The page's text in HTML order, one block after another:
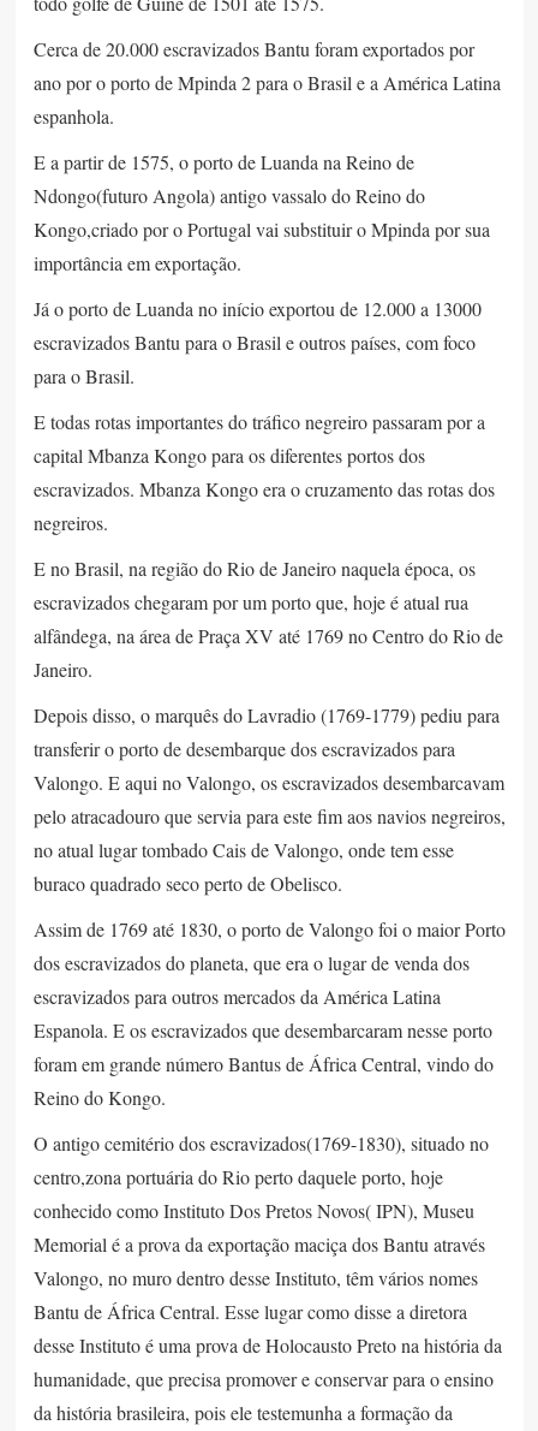
Cerca de 20.000 escravizados Bantu foram exportados por
ano por o porto de Mpinda 2 para o Brasil e a América Latina
espanhola.
E a partir de 1575, o porto de Luanda na Reino de
Ndongo(futuro Angola) antigo vassalo do Reino do
Kongo,criado por o Portugal vai substituir o Mpinda por sua
importância em exportação.
Já o porto de Luanda no início exportou de 12.000 a 13000
escravizados Bantu para o Brasil e outros países, com foco
para o Brasil.
E todas rotas importantes do tráfico negreiro passaram por a
capital Mbanza Kongo para os diferentes portos dos
escravizados. Mbanza Kongo era o cruzamento das rotas dos
negreiros.
E no Brasil, na região do Rio de Janeiro naquela época, os
escravizados chegaram por um porto que, hoje é atual rua
alfândega, na área de Praça XV até 1769 no Centro do Rio de
Janeiro.
Depois disso, o marquês do Lavradio (1769-1779) pediu para
transferir o porto de desembarque dos escravizados para
Valongo. E aqui no Valongo, os escravizados desembarcavam
pelo atracadouro que servia para este fim aos navios negreiros,
no atual lugar tombado Cais de Valongo, onde tem esse
buraco quadrado seco perto de Obelisco.
Assim de 1769 até 1830, o porto de Valongo foi o maior Porto
dos escravizados do planeta, que era o lugar de venda dos
escravizados para outros mercados da América Latina
Espanola. E os escravizados que desembarcaram nesse porto
foram em grande número Bantus de África Central, vindo do
Reino do Kongo.
O antigo cemitério dos escravizados(1769-1830), situado no
centro,zona portuária do Rio perto daquele porto, hoje
conhecido como Instituto Dos Pretos Novos( IPN), Museu
Memorial é a prova da exportação maciça dos Bantu através
Valongo, no muro dentro desse Instituto, têm vários nomes
Bantu de África Central. Esse lugar como disse a diretora
desse Instituto é uma prova de Holocausto Preto na história da
humanidade, que precisa promover e conservar para o ensino
da história brasileira, pois ele testemunha a formação da